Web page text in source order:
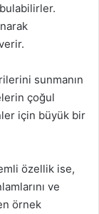
sunmanın
çoğul
için büyük bir
özellik ise,
ve
örnek